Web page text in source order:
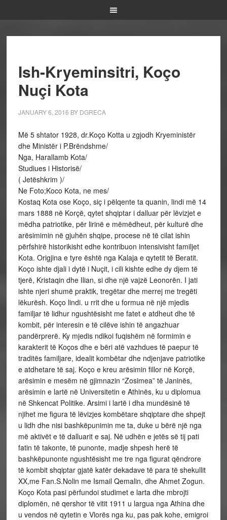
Ish-Kryeminsitri, Koço
Nuçi Kota
JANUARY 6, 2016 BY DGRECA
Më 5 shtator 1928, dr.Koço Kotta u zgjodh Kryeministër
dhe Ministër i P.Brëndshme/
Nga, Harallamb Kota/
Studiues i Historisë/
( Jetëshkrim )/
Ne Foto;Koco Kota, ne mes/
Kostaq Kota ose Koço, siç i pëlqente ta quanin, lindi më 14
mars 1888 në Korçë, qytet shqiptar i dalluar për lëvizjet e
mëdha patriotike, për lirinë e mëmëdheut, për kulturë dhe
arësimimin në gjuhën shqipe, procese në të cilat ishin
përfshirë historikisht edhe kontribuon intensivisht familjet
Kota. Origjina e tyre është nga Kalaja e qytetit të Beratit.
Koço ishte djali i dytë i Nuçit, i cili kishte edhe dy djem të
tjerë, Kristaqin dhe Ilian, si dhe një vajzë Leonorën. I jati
ishte njeri shumë praktik, tregëtar dhe merrej me tregëti
lëkurësh. Koço lindi. u rrit dhe u formua në një mjedis
familjar të lidhur ngushtësisht me fatet e atdheut dhe të
kombit, për interesin e të cilëve ishin të angazhuar
pandërprerë. Ky mjedis ndikoi fuqishëm në formimin e
karakterit të Koços dhe e bëri atë vazhdues të paepur të
traditës familjare, idealit kombëtar dhe ndjenjave patriotike
e atdhetare të saj. Koço e kreu arësimin fillor në Korçë,
arësimin e mesëm në gjimnazin “Zosimea” të Janinës,
arësimin e lartë në Universitetin e Athinës, ku u diplomua
në Shkencat Politike. Arsimi i lartë i dha mundësinë të
njihet me figura të lëvizjes kombëtare shqiptare dhe shpejt
u lidh dhe nisi bashkëpunimin me ta, duke u bërë një nga
më aktivët e të dalluarit e saj. Në udhën e jetës së tij pati
fatin të takonte, të punonte, madje shpesh herë të
bashkëpunonte ngushtësisht me tre nga figurat qëndrore
të kombit shqiptar gjatë katër dekadave të para të shekullit
XX,me Fan.S.Nolin me Ismail Qemalin, dhe Ahmet Zogun.
Koço Kota pasi përfundoi studimet e larta dhe mbrojti
diplomën, në qershor të vitit 1911 u largua nga Athina dhe
u vendos në qytetin e Vlorës nga ku, pas pak kohe, emigroi